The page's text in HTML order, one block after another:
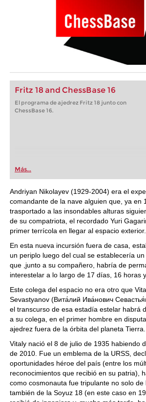
Fritz 18 and ChessBase 16
El programa de ajedrez Fritz 18 junto con
ChessBase 16.
Más...
Andriyan Nikolayev (1929-2004) era el
comandante de la nave alguien que, ya en
trasportado a las insondables alturas
de su compatriota, el recordado Yuri
primer terrícola en llegar al espacio exterior.
En esta nueva incursión fuera de casa,
un periplo luego del cual se establecería
que ,junto a su compañero, habría de
interestelar a lo largo de 17 días, 16 horas
Este colega del espacio no era otro que
Sevastyanov (Вита́лий Ива́нович
el transcurso de esa estadía estelar habrá
a su colega, en el primer hombre en
ajedrez fuera de la órbita del planeta Tierra.
Vitaly nació el 8 de julio de 1935 habiendo
de 2010. Fue un emblema de la URSS,
oportunidades héroe del país (entre los
reconocimientos que recibió en su patria),
como cosmonauta fue tripulante no solo de
también de la Soyuz 18 (en este caso en